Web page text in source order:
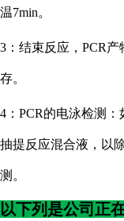
温7min。
3：结束反应，PCR
存。
4：PCR的电泳检测
抽提反应混合液，以
测。
以下列是公司正